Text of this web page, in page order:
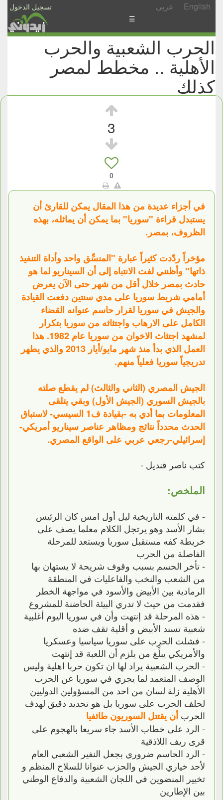
تسجيل الدخول عربي English
الأخبار
والمشاركات
الأبجدي
☰
الحرب الشعبية والحرب
الأهلية .. مخطط لمصر
كذلك
3
0
في أجزاء عديدة من هذا المقال يمكن للقارئ أن
يستبدل قراءة "سوريا" بما يمكن أن يماثله، بهذه
الظروف، بمصر.
مؤخراً ردّدت كثيراً عبارة "المنسِّق واحد وأداة التنفيذ
ذاتها" وأظنني لفت الانتباه إلى أن السيناريو لما هو
حادث بمصر خلال أقل من شهر حتى الآن يعرض
أمامي شريط سوريا على مدي سنتين دفعت القيادة
والجيش في سوريا لقرار حاسم عنوانه القضاء
الكامل على الارهاب واجتثاثه من سوريا بتكرار
لمشهد اجتثاث الاخوان من سوريا عام 1982. هذا
العمل الذي بدأ منذ شهر مايو/أيار 2013 والذي يطهر
تدريجياً سوريا فعلياً منهم.
الجيش المصري (الثاني والثالث) لم يقطع صلته
بالجيش السوري (الجيش الأول) وبقي يتلقى
المعلومات بما أدي به -بقيادة ف1 السيسي- لاستباق
الحدث محدداً نتائج ومظاهر عناصر سيناريو أمريكي-
إسرائيلي-رجعي عربي على الواقع المصري.
كتب ناصر قنديل -
الملخص:
- في كلمته التاريخية ليل أول امس كان الرئيس
بشار الأسد وهو يرتجل الكلام معلما يصف على
خريطة كفه مستقبل سوريا ويستعد للمرحلة
الفاصلة من الحرب
- تأخر الحسم بسبب وقوف شريحة لا يستهان بها
من الشعب والنخب والفاعليات في المنطقة
الرمادية بين الأبيض والأسود في مواجهة الخطر
فقدمت من حيث لا تدري البيئة الحاضنة للمشروع
- هذه المرحلة قد إنتهت وأن في سوريا اليوم أغلبية
شعبية تسند الأبيض و أقلية تقف ضده
- فشلت الحرب على سوريا سياسيا وعسكريا
والأمريكي يبلِّغ من يلزم أن اللعبة قد إنتهت
- الحرب الشعبية يراد لها ان تكون حربا اهلية وليس
الوصف المتعمد لما يجري في سوريا عن الحرب
الأهلية زلة لسان من احد من المسؤولين الدوليين
لحلف الحرب على سوريا بل هو تحديد دقيق لهدف
الحرب أن يقتتل السوريون طائفيا
- الرد على خطاب الأسد جاء سريعا بالهجوم على
قرى ريف اللاذقية
- الرد الحاسم ضروري بجعل النفير الشعبي العام
لأحد خياري الجيش والحزب عنوانا للسلاح المنظم و
تخيير المنضوين في اللجان الشعبية والدفاع الوطني
بين الإطارين